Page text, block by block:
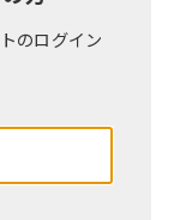
のログイン